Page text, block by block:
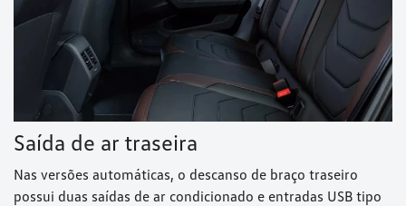
Saída de ar traseira
Nas versões automáticas, o descanso de braço traseiro
possui duas saídas de ar condicionado e entradas USB tipo